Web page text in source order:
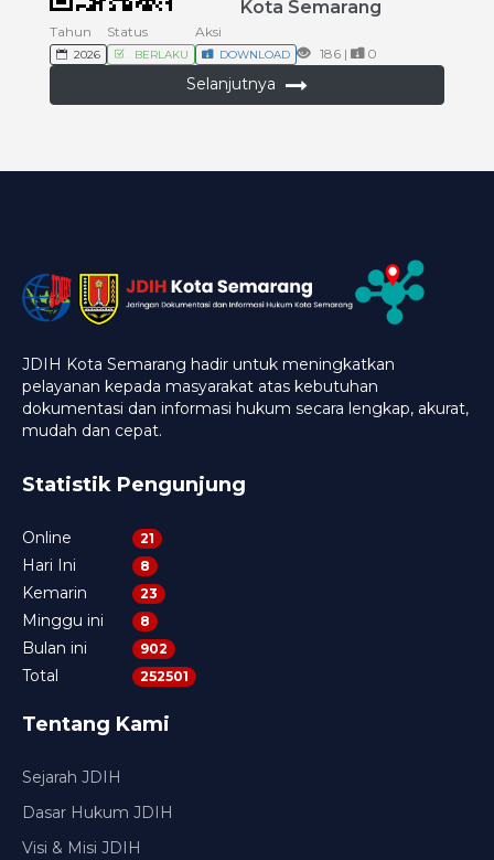
Kota Semarang
Tahun
2026
Status
BERLAKU
Aksi
DOWNLOAD 186 | 0
Selanjutnya
JDIH Kota Semarang hadir untuk meningkatkan
pelayanan kepada masyarakat atas kebutuhan
dokumentasi dan informasi hukum secara lengkap, akurat,
mudah dan cepat.
Statistik Pengunjung
Online 21
Hari Ini 8
Kemarin 23
Minggu ini 8
Bulan ini 902
Total 252501
Tentang Kami
Sejarah JDIH
Dasar Hukum JDIH
Visi & Misi JDIH